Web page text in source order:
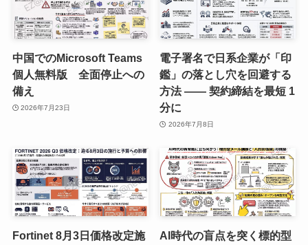
中国でのMicrosoft Teams
個人無料版 全面停止への
備え
2026年7月23日
電子署名で日系企業が「印
鑑」の落とし穴を回避する
方法 —— 契約締結を最短 1
分に
2026年7月8日
Fortinet 8月3日価格改定施
AI時代の盲点を突く標的型